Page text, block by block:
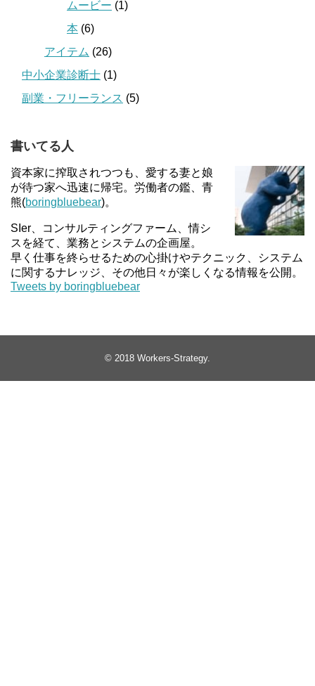
ムービー (1)
本 (6)
アイテム (26)
中小企業診断士 (1)
副業・フリーランス (5)
書いてる人
資本家に搾取されつつも、愛する妻と娘
が待つ家へ迅速に帰宅。労働者の鑑、青
熊(boringbluebear)。
SIer、コンサルティングファーム、情シ
スを経て、業務とシステムの企画屋。
早く仕事を終らせるための心掛けやテクニック、システム
に関するナレッジ、その他日々が楽しくなる情報を公開。
Tweets by boringbluebear
© 2018 Workers-Strategy.